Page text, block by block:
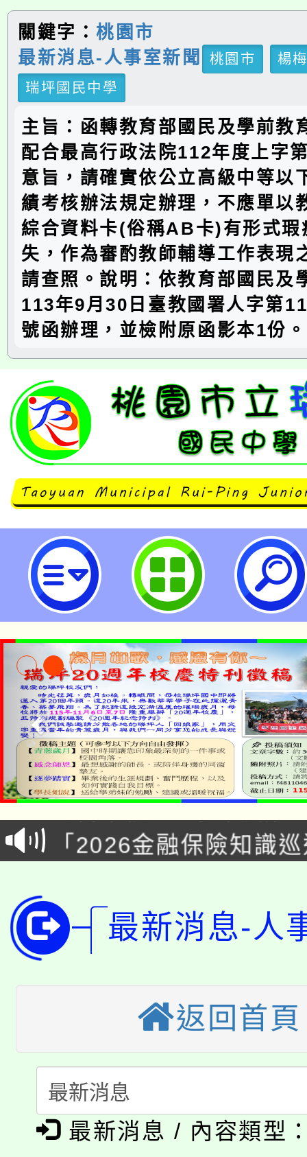
關鍵字：桃園市
最新消息-人事室新聞
桃園市
楊
瑞坪國民中學
主旨：函轉教育部國民及學前教
配合最高行政法院112年度上字
意旨，請確實依公立高級中等以
績考核辦法規定辦理，不應單以
綜合資料卡(俗稱AB卡)有形式瑕
失，作為審酌教師輔導工作表現
請查照。說明：依教育部國民及
113年9月30日臺教國署人字第
號函辦理，並檢附原函影本1份。
函轉教育部國民及學前教育署函，
政法院112年度上字第556號裁定
公立高級中等以下學校教師成績考
理，不應單以教師記載學生綜合資
有形式瑕疵或作業疏失，作為審酌
現之唯一憑據-桃園市立瑞坪國民中
淨零綠領人才培育課程
公告本校115學年度第
代理(課)教師甄選結果
「2026金融保險知識
桃園市115學年度學生
生本土語及新住民語歌
公告本校115學年度第
代理(課)教師甄選結果(
公告本校115學年度第
《TA101》溝通分析基
程，歡迎學生輔導中心
心理、諮商輔導、社會
系所師生報名參加。
轉知苗栗縣政府辦理
門員」簡章及活動海報
踴躍報名參加。
要點
「桃園市補助參觀特色
展演活動實施計畫」
淨零綠領人才培育課程
公告本校115學年度第
最新消息-人
返回首頁
最新消息 / 內容類型